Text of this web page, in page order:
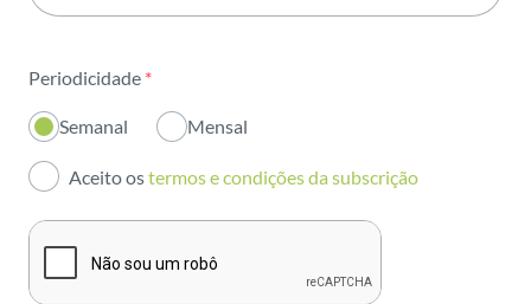
Inovação
Investidores
Publicações
Periodicidade *
Semanal Mensal
Aceito ostermos e condições da subscrição